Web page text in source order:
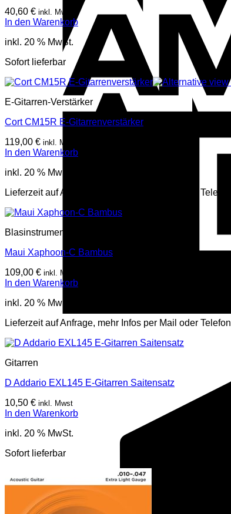
40,60 € inkl. Mwst
In den Warenkorb
inkl. 20 % MwSt.
Sofort lieferbar
E-Gitarren-Verstärker
Cort CM15R E-Gitarrenverstärker
119,00 € inkl. Mwst
In den Warenkorb
inkl. 20 % MwSt.
Lieferzeit auf Anfrage, mehr Infos per Mail oder Telefon
Blasinstrumente
Maui Xaphoon-C Bambus
109,00 € inkl. Mwst
In den Warenkorb
inkl. 20 % MwSt.
Lieferzeit auf Anfrage, mehr Infos per Mail oder Telefon
Gitarren
D Addario EXL145 E-Gitarren Saitensatz
10,50 € inkl. Mwst
In den Warenkorb
inkl. 20 % MwSt.
Sofort lieferbar